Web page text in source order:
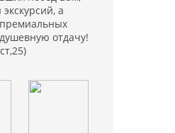
а
отдачу!